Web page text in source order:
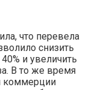
что перевела
снизить
и увеличить
В то же время
коммерции